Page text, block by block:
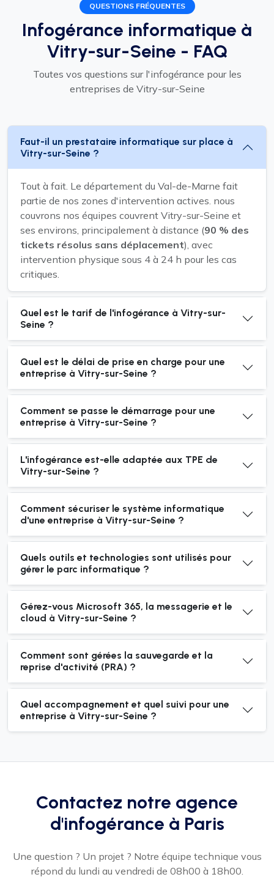
QUESTIONS FRÉQUENTES
Infogérance informatique à
Vitry-sur-Seine - FAQ
Toutes vos questions sur l'infogérance pour les
entreprises de Vitry-sur-Seine
Faut-il un prestataire informatique sur place à
Vitry-sur-Seine ?
Tout à fait. Le département du Val-de-Marne fait
partie de nos zones d'intervention actives. nous
couvrons nos équipes couvrent Vitry-sur-Seine et
ses environs, principalement à distance (90 % des
tickets résolus sans déplacement), avec
intervention physique sous 4 à 24 h pour les cas
critiques.
Quel est le tarif de l'infogérance à Vitry-sur-
Seine ?
Quel est le délai de prise en charge pour une
entreprise à Vitry-sur-Seine ?
Comment se passe le démarrage pour une
entreprise à Vitry-sur-Seine ?
L'infogérance est-elle adaptée aux TPE de
Vitry-sur-Seine ?
Comment sécuriser le système informatique
d'une entreprise à Vitry-sur-Seine ?
Quels outils et technologies sont utilisés pour
gérer le parc informatique ?
Gérez-vous Microsoft 365, la messagerie et le
cloud à Vitry-sur-Seine ?
Comment sont gérées la sauvegarde et la
reprise d'activité (PRA) ?
Quel accompagnement et quel suivi pour une
entreprise à Vitry-sur-Seine ?
Contactez notre agence
d'infogérance à Paris
Une question ? Un projet ? Notre équipe technique vous
répond du lundi au vendredi de 08h00 à 18h00.